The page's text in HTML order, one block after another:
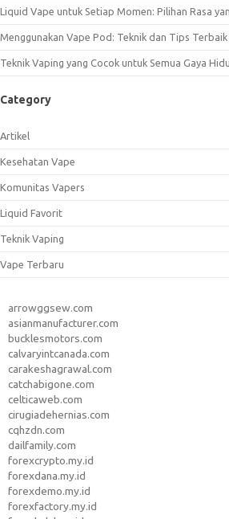
Liquid Vape untuk Setiap Momen: Pilihan Rasa
Menggunakan Vape Pod: Teknik dan Tips Terbaik
Teknik Vaping yang Cocok untuk Semua Gaya
Category
Artikel
Kesehatan Vape
Komunitas Vapers
Liquid Favorit
Teknik Vaping
Vape Terbaru
arrowggsew.com
asianmanufacturer.com
bucklesmotors.com
calvaryintcanada.com
carakeshagrawal.com
catchabigone.com
celticaweb.com
cirugiadehernias.com
cqhzdn.com
dailfamily.com
forexcrypto.my.id
forexdana.my.id
forexdemo.my.id
forexfactory.my.id